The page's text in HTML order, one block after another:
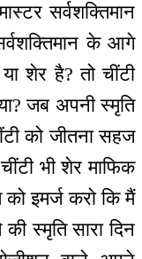
सर्वशक्तिमान
के आगे
शेर है? तो चींटी
जब अपनी स्मृति
को जीतना सहज
भी शेर माफिक
इमर्ज करो कि मैं
स्मृति सारा दिन